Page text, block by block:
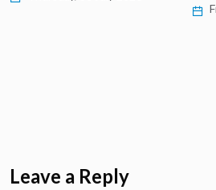
Leave a Reply